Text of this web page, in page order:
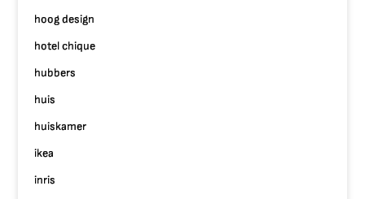
hoog design
hotel chique
hubbers
huis
huiskamer
ikea
inris